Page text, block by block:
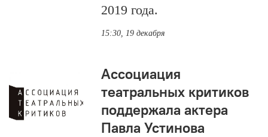
2019 года.
15:30, 19 декабря
Ассоциация
театральных критиков
поддержала актера
Павла Устинова